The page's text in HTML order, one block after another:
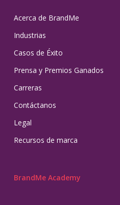
Acerca de BrandMe
Industrias
Casos de Éxito
Prensa y Premios Ganados
Carreras
Contáctanos
Legal
Recursos de marca
BrandMe Academy